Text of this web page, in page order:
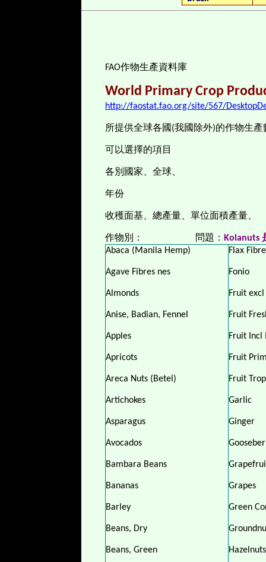
FAO作物生產資料庫
World Primary Crop
http://faostat.fao.org/site/567/
所提供全球各國(我國除外)的作物生產
可以選擇的項目
各別國家、全球、
年份
收穫面基、總產量、單位面積產量、
作物別： 問題： Kolanuts
Abaca (Manila Hemp)
Agave Fibres nes
Almonds
Anise, Badian, Fennel
Apples
Apricots
Areca Nuts (Betel)
Artichokes
Asparagus
Avocados
Bambara Beans
Bananas
Barley
Beans, Dry
Beans, Green
Flax
Fonio
Fruit
Fruit
Fruit Incl
Fruit
Fruit
Garlic
Ginger
Grapes
Green